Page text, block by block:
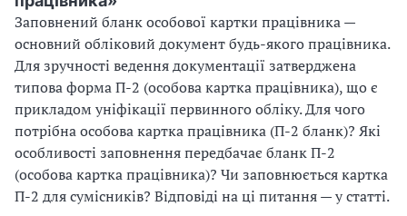
Заповнений бланк особової картки працівника —
основний обліковий документ будь-якого працівника.
Для зручності ведення документації затверджена
типова форма П-2 (особова картка працівника), що є
прикладом уніфікації первинного обліку. Для чого
потрібна особова картка працівника (П-2 бланк)? Які
особливості заповнення передбачає бланк П-2
(особова картка працівника)? Чи заповнюється картка
П-2 для сумісників? Відповіді на ці питання — у статті.